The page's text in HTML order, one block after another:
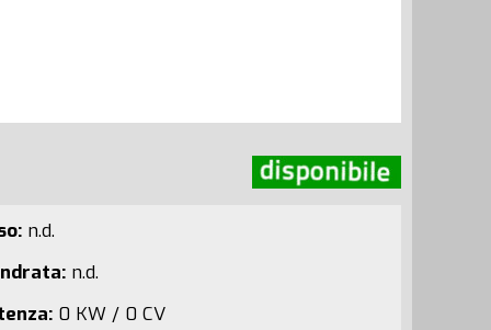
n.d.
n.d.
0 KW / 0 CV